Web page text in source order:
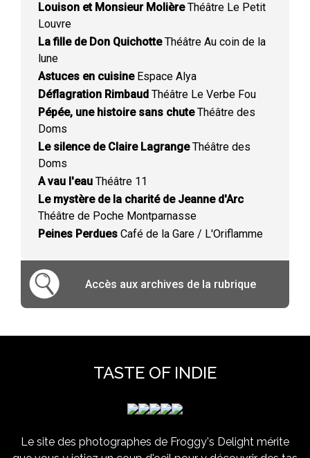
Louison et Monsieur MolièreThéâtre Le Petit
Louvre
La fille de Don QuichotteThéâtre Au coin de la
lune
Astuces en cuisineEspace Alya
Déflagration Rimbaud Théâtre Le Verbe Fou
Pépée, une histoire sans chuteThéâtre des
Doms
Le silence de Claire LagrangeThéâtre des
Doms
A vau l'eau Théâtre 11
Le mystère de la charité de Jeanne d'Arc
Théâtre de Poche Montparnasse
Peines Perdues Café de la Gare / L'Oriflamme
Accès aux archives de la rubrique
TASTE OF INDIE
Le site des photographes de Froggy's Delight mérite